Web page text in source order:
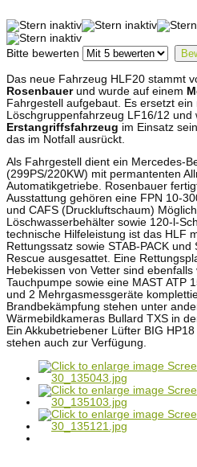
Bitte bewerten
Das neue Fahrzeug HLF20 stammt
Rosenbauerund wurde auf einem
Fahrgestell aufgebaut. Es ersetzt
Löschgruppenfahrzeug LF16/12 und
Erstangriffsfahrzeug im Einsatz
das im Notfall ausrückt.
Als Fahrgestell dient ein Mercedes-
(299PS/220KW) mit permantenten
Automatikgetriebe. Rosenbauer
Ausstattung gehören eine FPN 10-
und CAFS (Druckluftschaum)
Löschwasserbehälter sowie 120-l-
technische Hilfeleistung ist das HLF
Rettungssatz sowie STAB-PACK und
Rescue ausgesattet. Eine
Hebekissen von Vetter sind
Tauchpumpe sowie eine MAST ATP
und 2 Mehrgasmessgeräte
Brandbekämpfung stehen unter
Wärmebildkameras Bullard TXS in
Ein Akkubetriebener Lüfter BIG
stehen auch zur Verfügung.